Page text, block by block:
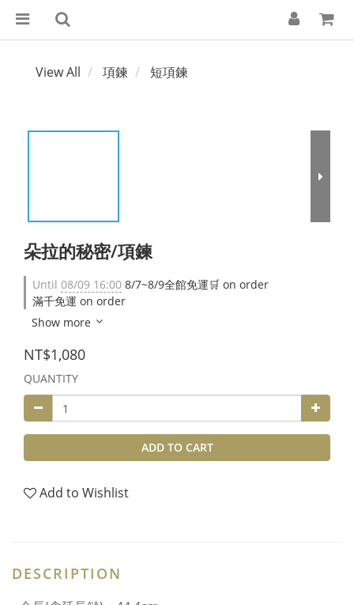
View All 項鍊 短項鍊
朵拉的秘密/項鍊
Until 08/09 16:00 8/7~8/9全館免運🛒 on order
滿千免運 on order
Show more
NT$1,080
QUANTITY
ADD TO CART
Add to Wishlist
DESCRIPTION